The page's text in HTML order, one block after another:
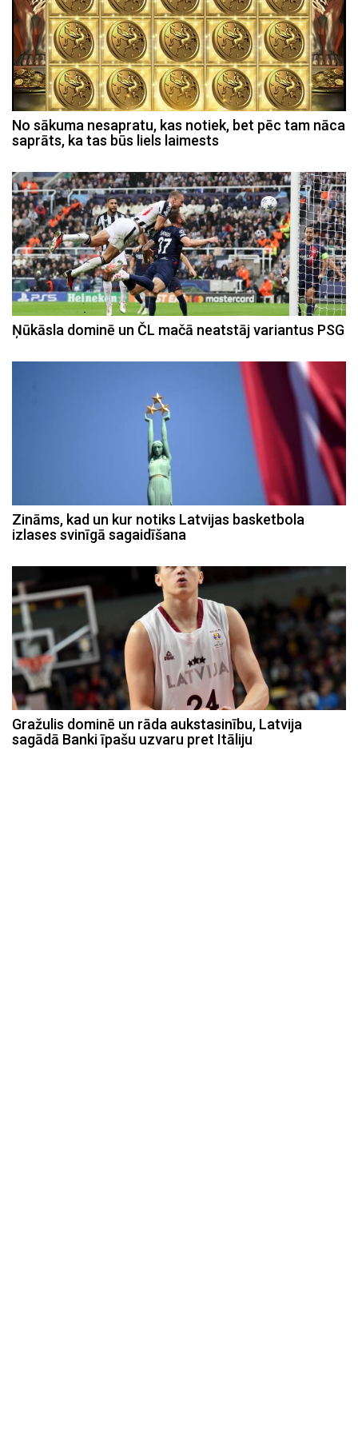
No sākuma nesapratu, kas notiek, bet pēc tam nāca
saprāts, ka tas būs liels laimests
Ņūkāsla dominē un ČL mačā neatstāj variantus PSG
Zināms, kad un kur notiks Latvijas basketbola
izlases svinīgā sagaidīšana
Gražulis dominē un rāda aukstasinību, Latvija
sagādā Banki īpašu uzvaru pret Itāliju